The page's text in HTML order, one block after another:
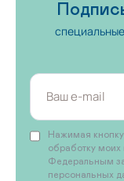
Нажимая
обработку моих
Федеральным
персональных